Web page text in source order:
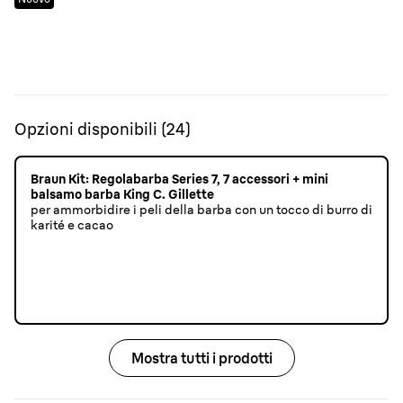
Opzioni disponibili (24)
Braun Kit: Regolabarba Series 7, 7 accessori + mini
balsamo barba King C. Gillette
per ammorbidire i peli della barba con un tocco di burro di
karité e cacao
Mostra tutti i prodotti